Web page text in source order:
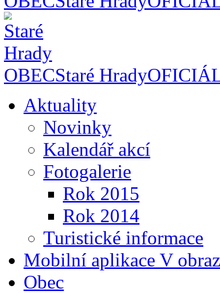
OBECStaré Hrady
Aktuality
Novinky
Kalendář akcí
Fotogalerie
Rok 2015
Rok 2014
Turistické informace
Mobilní aplikace V
Obec